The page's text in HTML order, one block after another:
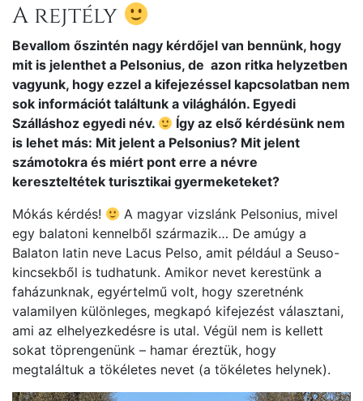
A rejtély
Bevallom őszintén nagy kérdőjel van bennünk, hogy
mit is jelenthet a Pelsonius, de azon ritka helyzetben
vagyunk, hogy ezzel a kifejezéssel kapcsolatban nem
sok információt találtunk a világhálón. Egyedi
Szálláshoz egyedi név.
Így az első kérdésünk nem
is lehet más: Mit jelent a Pelsonius? Mit jelent
számotokra és miért pont erre a névre
kereszteltétek turisztikai gyermeketeket?
Mókás kérdés!
A magyar vizslánk Pelsonius, mivel
egy balatoni kennelből származik… De amúgy a
Balaton latin neve Lacus Pelso, amit például a Seuso-
kincsekből is tudhatunk. Amikor nevet kerestünk a
faházunknak, egyértelmű volt, hogy szeretnénk
valamilyen különleges, megkapó kifejezést választani,
ami az elhelyezkedésre is utal. Végül nem is kellett
sokat töprengenünk – hamar éreztük, hogy
megtaláltuk a tökéletes nevet (a tökéletes helynek).